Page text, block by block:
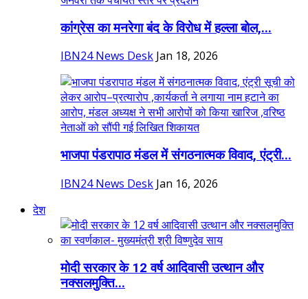
कांग्रेस का मनरेगा बंद के विरोध में हल्ला बोल,...
IBN24 News Desk Jan 18, 2026
भाजपा पंडरापाठ मंडल में संगठनात्मक विवाद, एंट्री...
IBN24 News Desk Jan 16, 2026
देश
मोदी सरकार के 12 वर्ष आदिवासी उत्थान और
नक्सलमुक्ति...